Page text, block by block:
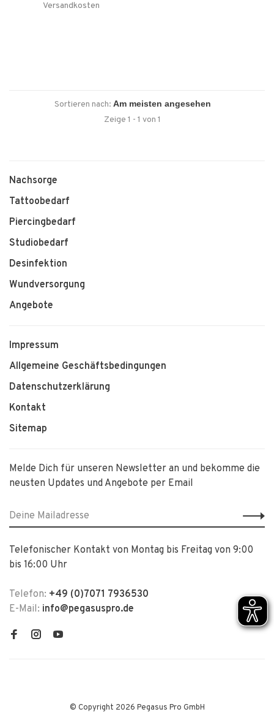
Versandkosten
Sortieren nach:
Zeige 1 - 1 von 1
Nachsorge
Tattoobedarf
Piercingbedarf
Studiobedarf
Desinfektion
Wundversorgung
Angebote
Impressum
Allgemeine Geschäftsbedingungen
Datenschutzerklärung
Kontakt
Sitemap
Melde Dich für unseren Newsletter an und bekomme die
neusten Updates und Angebote per Email
Telefonischer Kontakt von Montag bis Freitag von 9:00
bis 16:00 Uhr
Telefon: +49 (0)7071 7936530
E-Mail: info@pegasuspro.de
© Copyright 2026 Pegasus Pro GmbH